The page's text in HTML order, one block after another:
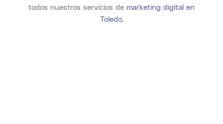
todos nuestros servicios de marketing digital en
Toledo.